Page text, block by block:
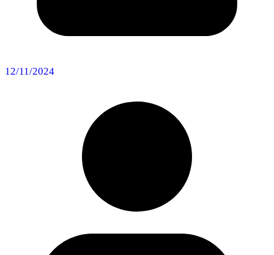
12/11/2024